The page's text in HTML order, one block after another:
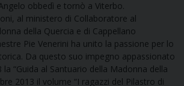
obbedì e tornò a Viterbo.
al ministero di Collaboratore al
della Quercia e di Cappellano
Pie Venerini ha unito la passione per lo
Da questo suo impegno appassionato
“Guida al Santuario della Madonna della
2013 il volume “I ragazzi del Pilastro di